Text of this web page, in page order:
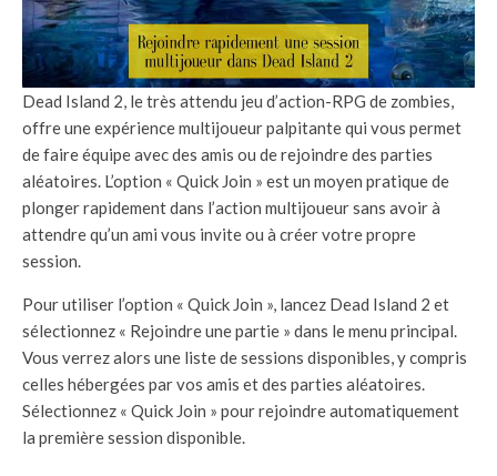
Dead Island 2, le très attendu jeu d’action-RPG de zombies,
offre une expérience multijoueur palpitante qui vous permet
de faire équipe avec des amis ou de rejoindre des parties
aléatoires. L’option « Quick Join » est un moyen pratique de
plonger rapidement dans l’action multijoueur sans avoir à
attendre qu’un ami vous invite ou à créer votre propre
session.
Pour utiliser l’option « Quick Join », lancez Dead Island 2 et
sélectionnez « Rejoindre une partie » dans le menu principal.
Vous verrez alors une liste de sessions disponibles, y compris
celles hébergées par vos amis et des parties aléatoires.
Sélectionnez « Quick Join » pour rejoindre automatiquement
la première session disponible.